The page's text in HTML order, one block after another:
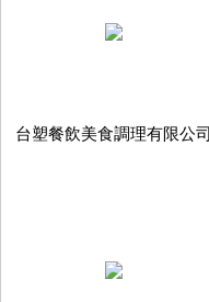
台塑餐飲美食調理有限公司